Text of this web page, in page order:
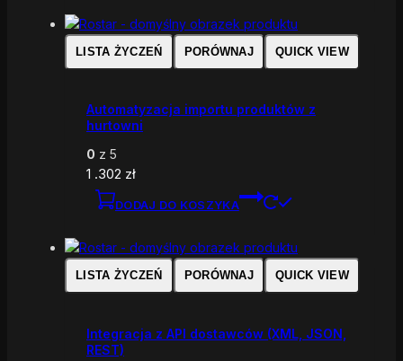
LISTA ŻYCZEŃ PORÓWNAJ QUICK VIEW
Automatyzacja importu produktów z
hurtowni
0 z 5
1 .302 zł
DODAJ DO KOSZYKA
LISTA ŻYCZEŃ PORÓWNAJ QUICK VIEW
Integracja z API dostawców (XML, JSON,
REST)